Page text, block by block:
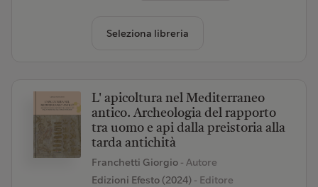
Seleziona libreria
L' apicoltura nel Mediterraneo
antico. Archeologia del rapporto
tra uomo e api dalla preistoria alla
tarda antichità
Franchetti Giorgio - Autore
Edizioni Efesto (2024)- Editore